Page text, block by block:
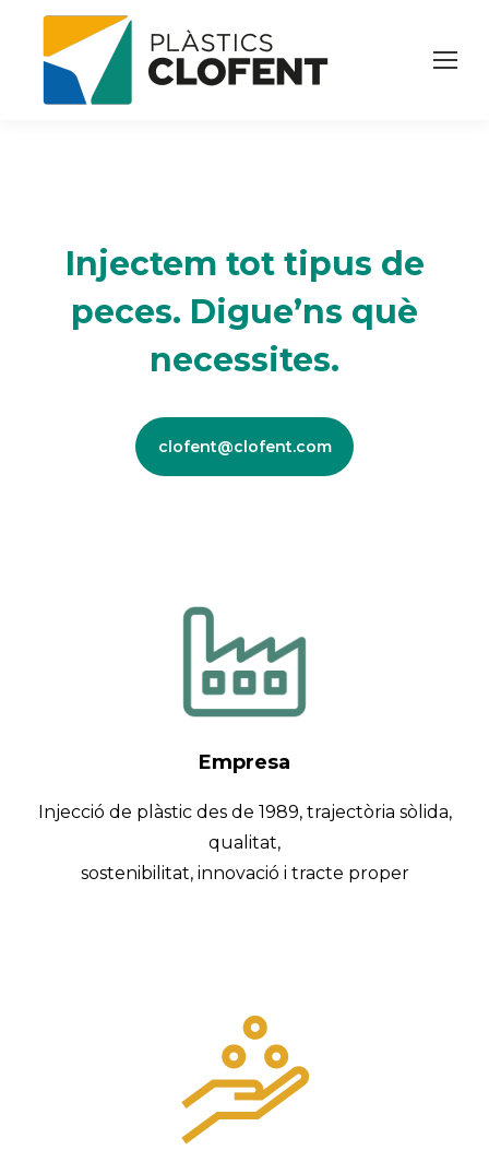
Injectem tot tipus de
peces. Digue’ns què
necessites.
clofent@clofent.com
Empresa
Injecció de plàstic des de 1989, trajectòria sòlida,
qualitat,
sostenibilitat, innovació i tracte proper